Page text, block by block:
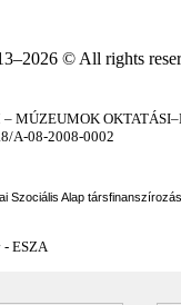
© All rights
MÚZEUMOK
A-08-2008-0002
Szociális Alap